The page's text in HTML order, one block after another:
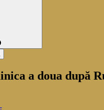
a doua după